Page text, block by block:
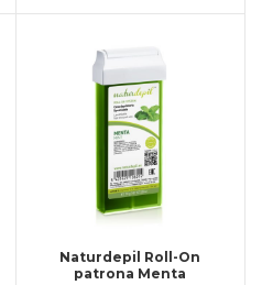
Naturdepil Roll-On
patrona Menta